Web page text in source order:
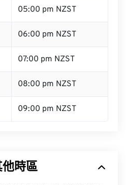
05:00 pm NZST
06:00 pm NZST
07:00 pm NZST
08:00 pm NZST
09:00 pm NZST
時區